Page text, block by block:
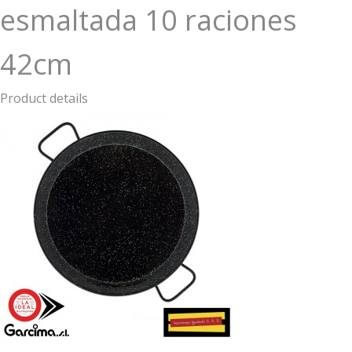
esmaltada 10 raciones
42cm
Product details